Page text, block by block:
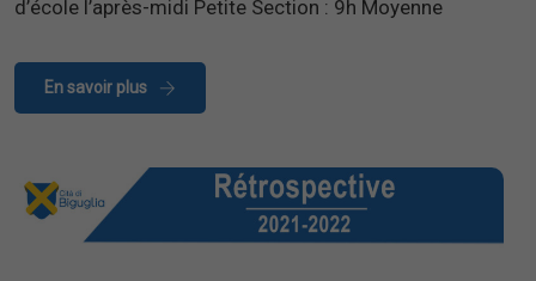
d’école l’après-midi Petite Section : 9h Moyenne
En savoir plus